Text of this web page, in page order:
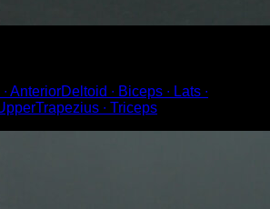
AnteriorDeltoid ∙ Biceps ∙ Lats ∙
∙ Triceps